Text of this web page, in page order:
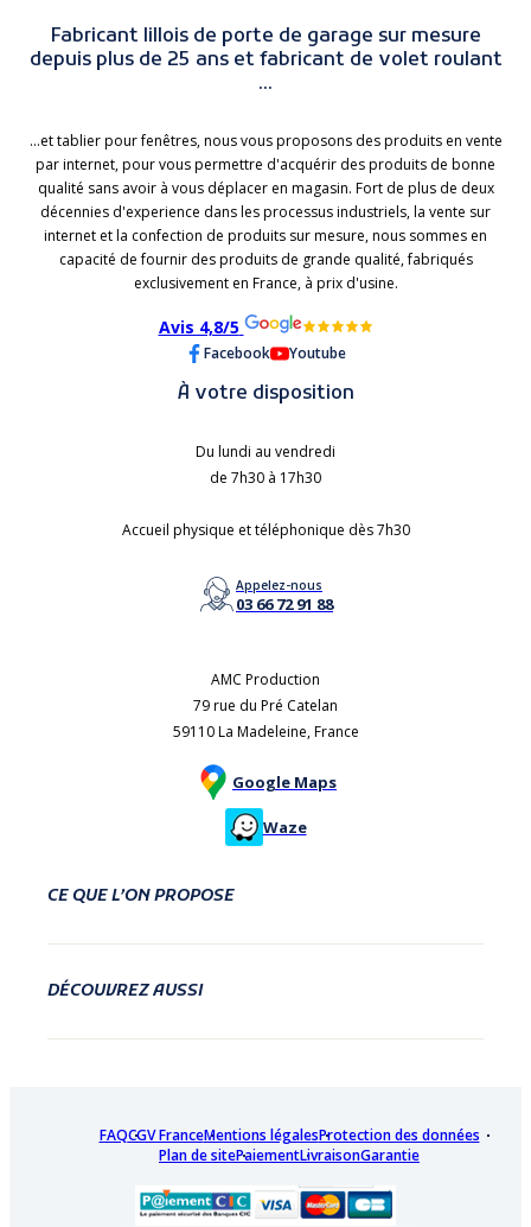
Fabricant lillois de porte de garage sur mesure
depuis plus de 25 ans et fabricant de volet roulant
...
...et tablier pour fenêtres, nous vous proposons des produits en vente
par internet, pour vous permettre d'acquérir des produits de bonne
qualité sans avoir à vous déplacer en magasin. Fort de plus de deux
décennies d'experience dans les processus industriels, la vente sur
internet et la confection de produits sur mesure, nous sommes en
capacité de fournir des produits de grande qualité, fabriqués
exclusivement en France, à prix d'usine.
Avis 4,8/5
Facebook Youtube
À votre disposition
Du lundi au vendredi
de 7h30 à 17h30
Accueil physique et téléphonique dès 7h30
Appelez-nous
03 66 72 91 88
AMC Production
79 rue du Pré Catelan
59110 La Madeleine, France
Google Maps
Waze
CE QUE L’ON PROPOSE
DÉCOUVREZ AUSSI
FAQCGV FranceMentions légalesProtection des données
Plan de sitePaiementLivraisonGarantie